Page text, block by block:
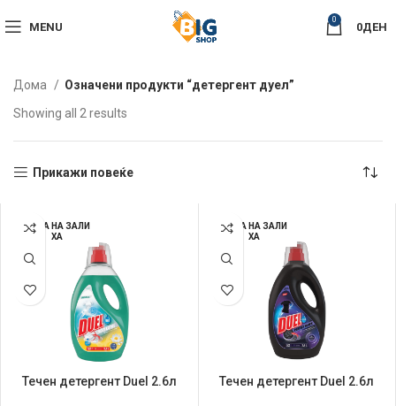
MENU
0
0ДЕН
Дома
Означени продукти “детергент дуел”
Showing all 2 results
Прикажи повеќе
НЕМА НА ЗАЛИ
ХА
Течен детергент Duel 2.6л
НЕМА НА ЗАЛИ
ХА
Течен детергент Duel 2.6л